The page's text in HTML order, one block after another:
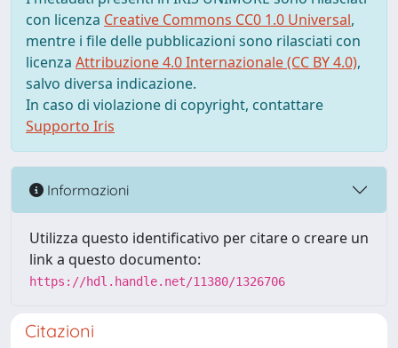
con licenza Creative Commons CC0 1.0 Universal,
mentre i file delle pubblicazioni sono rilasciati con
licenza Attribuzione 4.0 Internazionale (CC BY 4.0),
salvo diversa indicazione.
In caso di violazione di copyright, contattare
Supporto Iris
Informazioni
Utilizza questo identificativo per citare o creare un
link a questo documento:
https://hdl.handle.net/11380/1326706
Citazioni